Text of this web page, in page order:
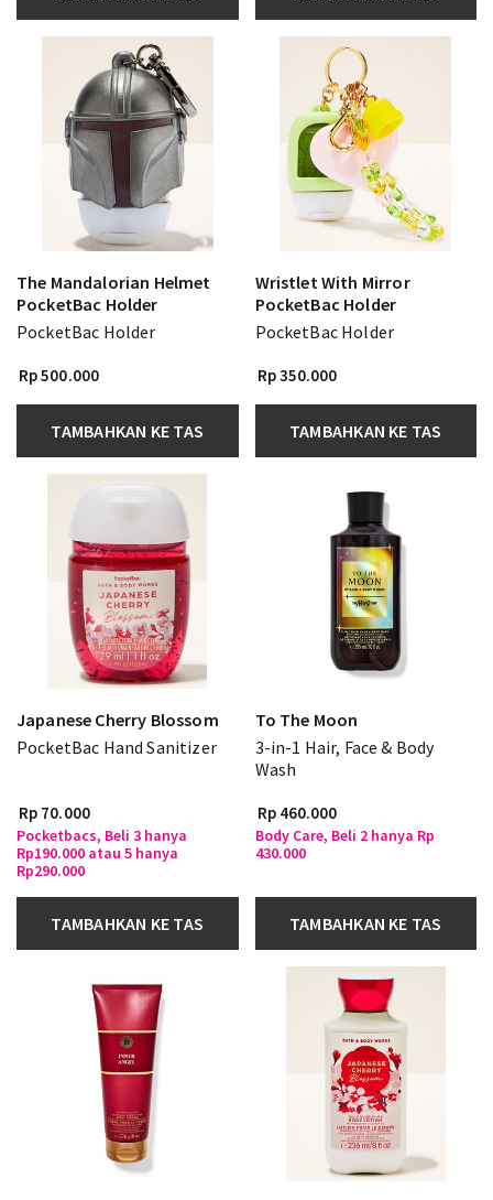
The Mandalorian Helmet
PocketBac Holder
PocketBac Holder
Rp 500.000
TAMBAHKAN KE TAS
Wristlet With Mirror
PocketBac Holder
PocketBac Holder
Rp 350.000
TAMBAHKAN KE TAS
Japanese Cherry Blossom
PocketBac Hand Sanitizer
Rp 70.000
Pocketbacs, Beli 3 hanya
Rp190.000 atau 5 hanya
Rp290.000
TAMBAHKAN KE TAS
To The Moon
3-in-1 Hair, Face & Body
Wash
Rp 460.000
Body Care, Beli 2 hanya Rp
430.000
TAMBAHKAN KE TAS